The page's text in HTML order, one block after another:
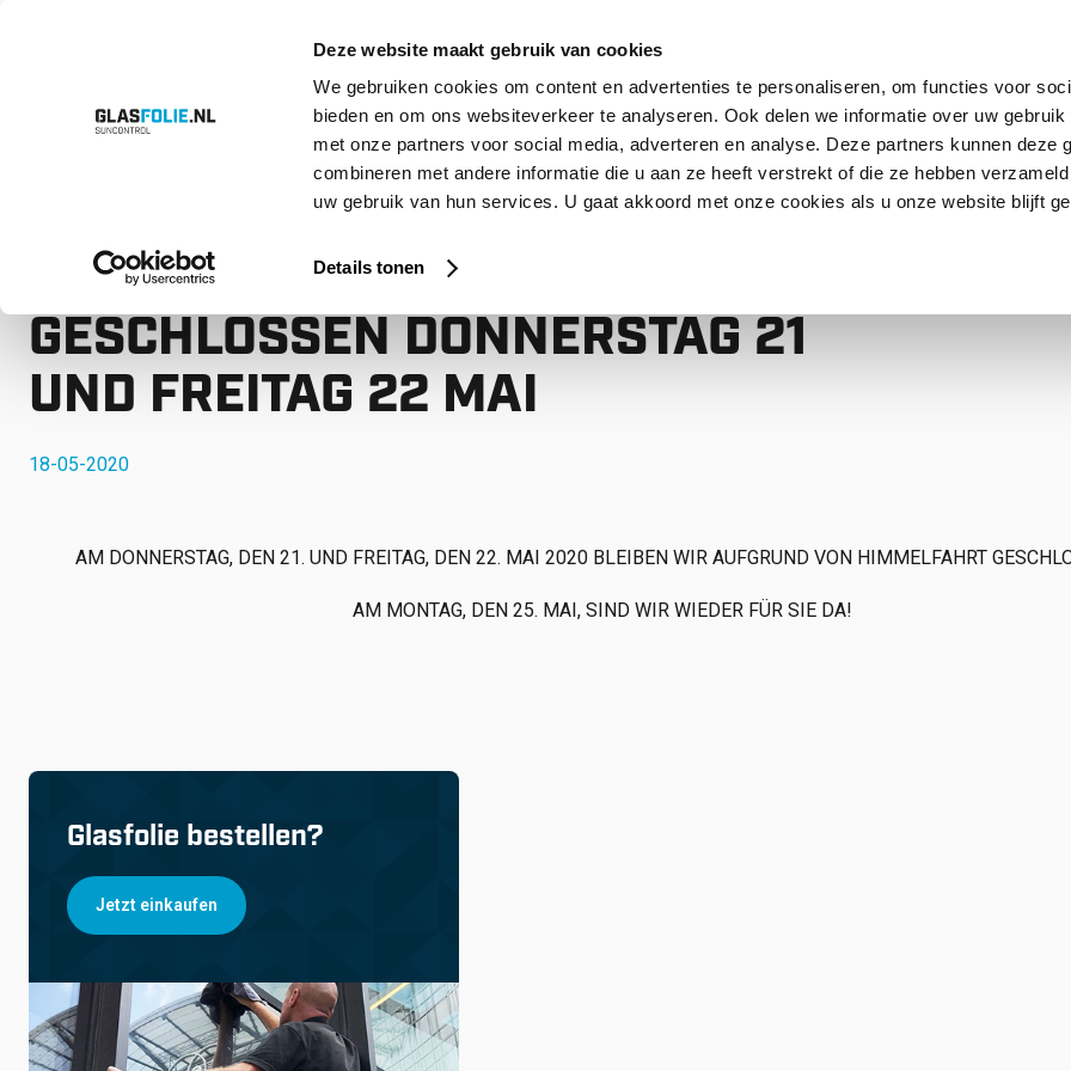
Deze website maakt gebruik van cookies
We gebruiken cookies om content en advertenties te personaliseren, om functies voor
bieden en om ons websiteverkeer te analyseren. Ook delen we informatie over uw
met onze partners voor social media, adverteren en analyse. Deze partners kunnen deze
combineren met andere informatie die u aan ze heeft verstrekt of die ze hebben
uw gebruik van hun services. U gaat akkoord met onze cookies als u onze website blijft
Details tonen
ProdukteLösungen Referenzen Über uns KontaktFAQ
GLASSFOIL SUNCONTROL
GESCHLOSSEN DONNERSTAG 21
UND FREITAG 22 MAI
18-05-2020
AM DONNERSTAG, DEN 21. UND FREITAG, DEN 22. MAI 2020 BLEIBEN WIR AUFGRUND VON HIMMELFAHRT
AM MONTAG, DEN 25. MAI, SIND WIR WIEDER FÜR SIE DA!
Glasfolie bestellen?
Jetzt einkaufen